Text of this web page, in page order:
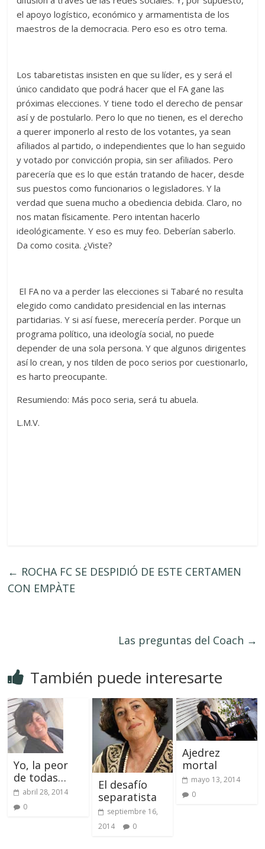
el apoyo logístico, económico y armamentista de los
maestros de la democracia. Pero eso es otro tema.
Los tabaretistas insisten en que su líder, es y será el
único candidato que podrá hacer que el FA gane las
próximas elecciones. Y tiene todo el derecho de pensar
así y de postularlo. Pero lo que no tienen, es el derecho
a querer imponerlo al resto de los votantes, ya sean
afiliados al partido, o independientes que lo han seguido
y votado por convicción propia, sin ser afiliados. Pero
parecería que es lo que están tratando de hacer, desde
sus puestos como funcionarios o legisladores. Y la
verdad que suena mucho a obediencia debida. Claro, no
nos matan físicamente. Pero intentan hacerlo
ideológicamente. Y eso es muy feo. Deberían saberlo.
Da como cosita. ¿Viste?
El FA no va a perder las elecciones si Tabaré no resulta
elegido como candidato presidencial en las internas
partidarias. Y si así fuese, merecería perder. Porque un
programa político, una ideología social, no puede
depender de una sola persona. Y que algunos dirigentes
así lo crean, y nos tilden de poco serios por cuestionarlo,
es harto preocupante.
Resumiendo: Más poco seria, será tu abuela.
L.M.V.
← ROCHA FC SE DESPIDIÓ DE ESTE CERTAMEN
CON EMPÀTE
Las preguntas del Coach →
También puede interesarte
Yo, la peor
de todas…
abril 28, 2014
0
El desafío
separatista
septiembre 16,
2014
0
Ajedrez
mortal
mayo 13, 2014
0